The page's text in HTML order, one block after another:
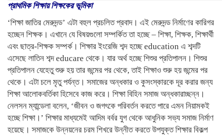
প্রাথমিক শিক্ষায় শিক্ষকের ভূমিকা
‘শিক্ষা জাতির মেরুদন্ড’ এটা বহুল প্রচলিত প্রবাদ। এই মেরুদন্ড নির্মাণের কারিগর
হচ্ছেন শিক্ষক। এখানে যে বিষয়গুলো সম্পর্কিত তা হচ্ছে – শিক্ষা, শিক্ষক, শিক্ষার্থী
এবং ছাত্র-শিক্ষক সম্পর্ক। শিক্ষার ইংরেজি শব্দ হচ্ছে education এ শব্দটি
এসেছে লাতিন শব্দ educare থেকে। যার অর্থ হচ্ছে শিশুর প্রতিপালন। শিশুর
প্রতিপালন যেহেতু শুরু হয় তার জন্মের পর থেকে, তাই শিক্ষাও শুরু হয় জন্মের পর
থেকে। এটা চলে মৃতু পর্যন্ত। সমাজের অন্ধকার ও কুসংস্কারকে দূর করার জন্য
শিক্ষা আলোকবর্তিকা হিসেবে কাজ করে। শিক্ষা বিহিন সমাজ অন্ধকারাচ্ছন্ন।
নেলসন ম্যান্ডেলা বলেন, ‘জীবন ও জগৎকে পরিবর্তন করতে পারে এমন নিয়ামকই
হচ্ছে শিক্ষা।’ শিক্ষার মাধ্যমেই আদিম বর্বর যুগ থেকে আধুনিক সভ্য সমাজ নির্মাণ
হয়েছে। সমাজকে উন্নয়নের চরম শিখরে উন্নীত করতে উপযুক্ত শিক্ষার বিকল্প